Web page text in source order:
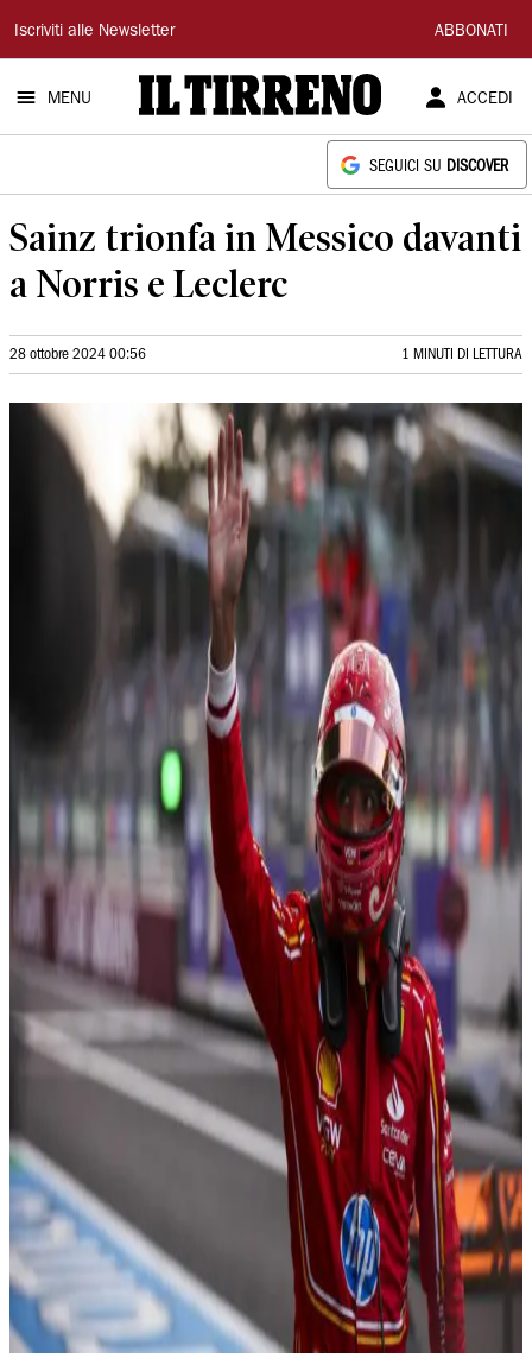
Il
Tirreno
Iscriviti alle Newsletter ABBONATI
MENU ACCEDI
SEGUICI SU DISCOVER
Sainz trionfa in Messico davanti
a Norris e Leclerc
28 ottobre 2024 00:56 1 MINUTI DI LETTURA